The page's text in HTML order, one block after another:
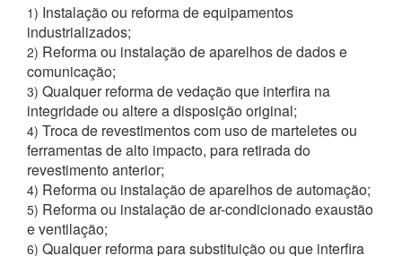
1) Instalação ou reforma de equipamentos
industrializados;
2) Reforma ou instalação de aparelhos de dados e
comunicação;
3) Qualquer reforma de vedação que interfira na
integridade ou altere a disposição original;
4) Troca de revestimentos com uso de marteletes ou
ferramentas de alto impacto, para retirada do
revestimento anterior;
4) Reforma ou instalação de aparelhos de automação;
5) Reforma ou instalação de ar-condicionado exaustão
e ventilação;
6) Qualquer reforma para substituição ou que interfira